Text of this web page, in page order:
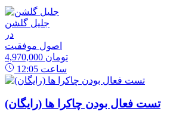
جلیل گلشن
در
اصول موفقیت
4,970,000 تومان
12:05 ساعت
تست فعال بودن چاکرا ها (رایگان)